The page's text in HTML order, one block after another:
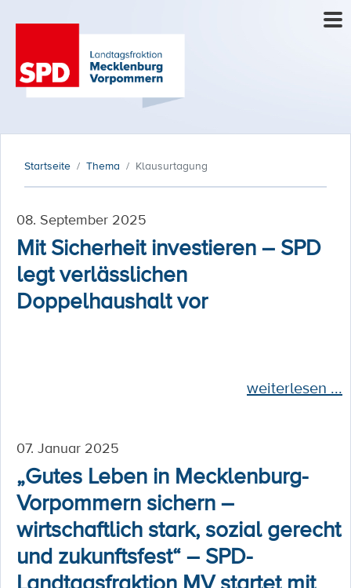
Startseite Thema Klausurtagung
08. September 2025
Mit Sicherheit investieren – SPD
legt verlässlichen
Doppelhaushalt vor
weiterlesen ...
07. Januar 2025
„Gutes Leben in Mecklenburg-
Vorpommern sichern –
wirtschaftlich stark, sozial gerecht
und zukunftsfest“ – SPD-
Landtagsfraktion MV startet mit